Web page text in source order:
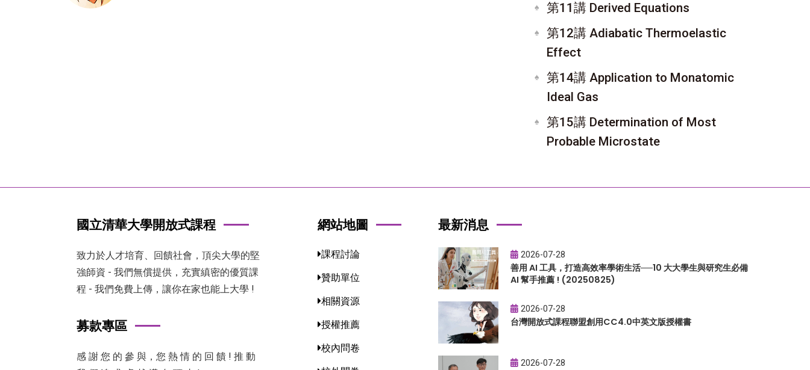
第11講 Derived Equations
第12講 Adiabatic Thermoelastic
Effect
第14講 Application to Monatomic
Ideal Gas
第15講 Determination of Most
Probable Microstate
國立清華大學開放式課程
致力於人才培育、回饋社會，頂尖大學的堅
強師資 - 我們無償提供，充實縝密的優質課
程 - 我們免費上傳，讓你在家也能上大學 !
募款專區
感 謝 您 的 參 與，您 熱 情 的 回 饋 ! 推 動
網站地圖
課程討論
贊助單位
相關資源
授權推薦
校內問卷
最新消息
2026-07-28
善用 AI 工具，打造高效率學術生活──10 大大學生與研究生必備
AI 幫手推薦 ! (20250825)
2026-07-28
台灣開放式課程聯盟創用CC4.0中英文版授權書
2026-07-28